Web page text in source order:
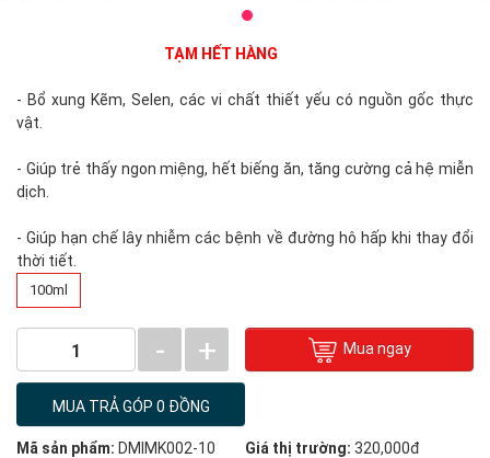
TẠM HẾT HÀNG
- Bổ xung Kẽm, Selen, các vi chất thiết yếu có nguồn gốc thực
vật.
- Giúp trẻ thấy ngon miệng, hết biếng ăn, tăng cường cả hệ miễn
dịch.
- Giúp hạn chế lây nhiễm các bệnh về đường hô hấp khi thay đổi
thời tiết.
100ml
1 - + Mua ngay
MUA TRẢ GÓP 0 ĐỒNG
Mã sản phẩm: DMIMK002-10 Giá thị trường: 320,000đ